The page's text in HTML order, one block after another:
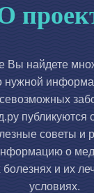
Вы найдете
нужной
публикуются
советы и
о
и их
условиях.